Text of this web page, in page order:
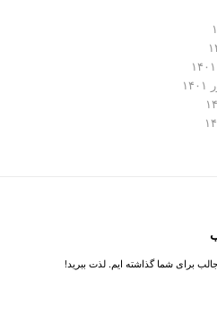
جالب برای شما گذاشته ایم. لذت ببرید!